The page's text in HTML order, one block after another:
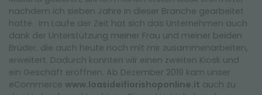
nachdem ich sieben Jahre in dieser Branche gearbeitet
hatte. Im Laufe der Zeit hat sich das Unternehmen auch
dank der Unterstützung meiner Frau und meiner beiden
Brüder, die auch heute noch mit mir zusammenarbeiten,
erweitert. Dadurch konnten wir einen zweiten Kiosk und
ein Geschäft eröffnen. Ab Dezember 2019 kam unser
eCommerce www.loasideifiorishoponline.it auch zu